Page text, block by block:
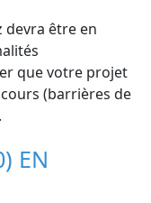
devra être en
que votre projet
(barrières de
EN